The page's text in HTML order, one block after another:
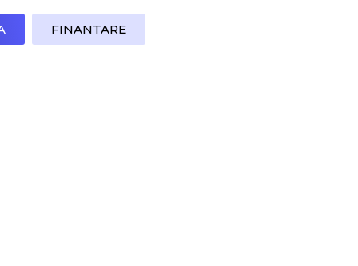
FINANTARE